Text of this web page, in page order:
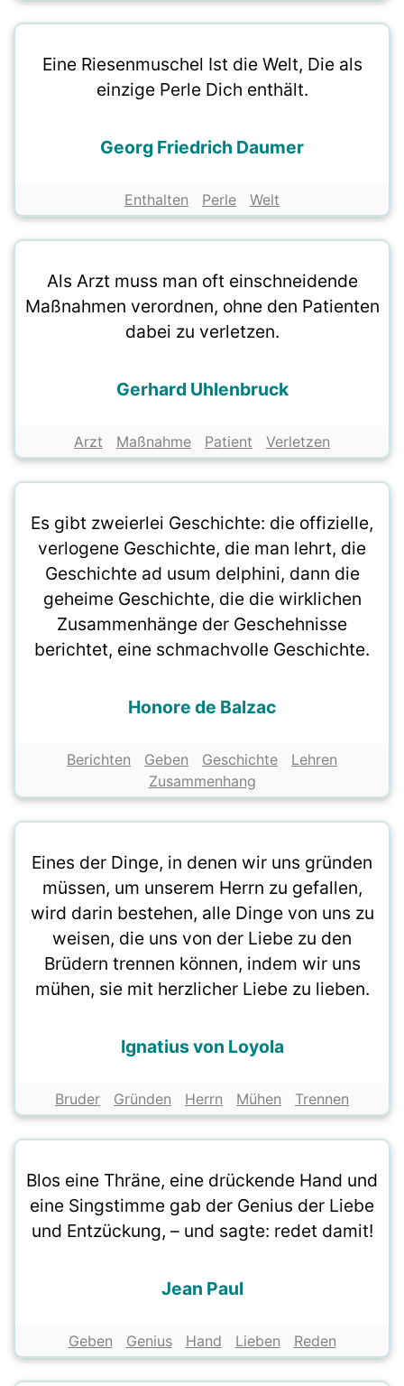
Eine Riesenmuschel Ist die Welt, Die als
einzige Perle Dich enthält.
Georg Friedrich Daumer
Enthalten Perle Welt
Als Arzt muss man oft einschneidende
Maßnahmen verordnen, ohne den Patienten
dabei zu verletzen.
Gerhard Uhlenbruck
Arzt Maßnahme Patient Verletzen
Es gibt zweierlei Geschichte: die offizielle,
verlogene Geschichte, die man lehrt, die
Geschichte ad usum delphini, dann die
geheime Geschichte, die die wirklichen
Zusammenhänge der Geschehnisse
berichtet, eine schmachvolle Geschichte.
Honore de Balzac
Berichten Geben Geschichte
Lehren
Zusammenhang
Eines der Dinge, in denen wir uns gründen
müssen, um unserem Herrn zu gefallen,
wird darin bestehen, alle Dinge von uns zu
weisen, die uns von der Liebe zu den
Brüdern trennen können, indem wir uns
mühen, sie mit herzlicher Liebe zu lieben.
Ignatius von Loyola
Bruder Gründen Herrn Mühen Trennen
Blos eine Thräne, eine drückende Hand und
eine Singstimme gab der Genius der Liebe
und Entzückung, – und sagte: redet damit!
Jean Paul
Geben Genius Hand Lieben Reden